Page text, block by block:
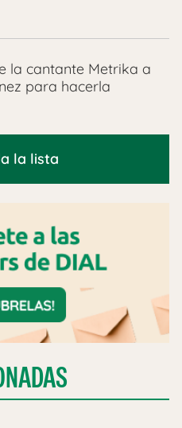
la cantante Metrika a
para hacerla
la lista